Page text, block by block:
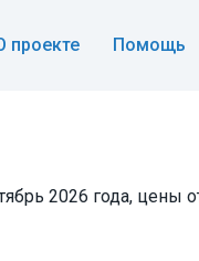
проекте Помощь
2026 года, цены